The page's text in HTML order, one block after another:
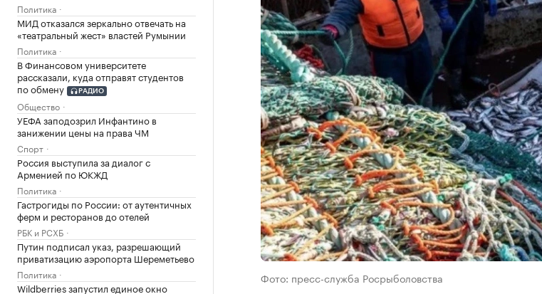
Политика
МИД отказался зеркально отвечать на
«театральный жест» властей Румынии
Политика
В Финансовом университете
рассказали, куда отправят студентов
по обмену
РАДИО
Общество
УЕФА заподозрил Инфантино в
занижении цены на права ЧМ
Спорт
Россия выступила за диалог с
Арменией по ЮКЖД
Политика
Гастрогиды по России: от аутентичных
ферм и ресторанов до отелей
РБК и РСХБ
Путин подписал указ, разрешающий
приватизацию аэропорта Шереметьево
Политика
Wildberries запустил единое окно
Фото: пресс-служба Росрыболовства